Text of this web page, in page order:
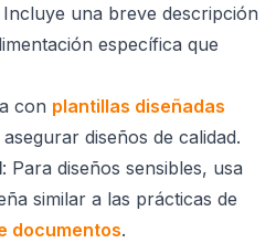
Incluye una breve descripción
específica que
con plantillas diseñadas
diseños de calidad.
: Para diseños sensibles, usa
similar a las prácticas de
documentos.